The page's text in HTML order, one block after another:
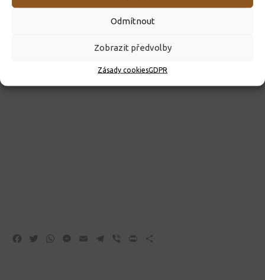
Odmítnout
Zobrazit předvolby
Zásady cookiesGDPR
Facebook
TwitterWhatsApp
Messenger
Email Telegram
Viber Print